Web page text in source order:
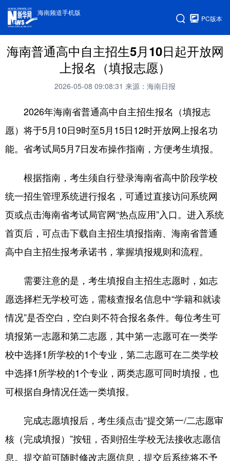
海南频道手机版
PC版本
海南普通高中自主招生5月10日起开放网
上报名（填报志愿）
2026-05-08 09:08:31 来源：海南日报
2026年海南省普通高中自主招生报名（填报志
愿）将于5月10日9时至5月15日12时开放网上报名功
能。省考试局5月7日发布操作指南，方便考生填报。
根据指南，考生须自行登录海南省高中阶段学校
统一招生管理系统进行报名，可通过直接访问系统网
页或点击海南省考试局官网“热点应用”入口。进入系统
首页后，可点击下载自主招生填报指南、海南省普通
高中自主招生报考承诺书，掌握填报规则和流程。
需要注意的是，考生填报自主招生志愿时，如志
愿选择栏无学校可选，需核查报名信息中“学籍和就读
情况”是否空白，空白则不符合报名条件。每位考生可
填报第一志愿和第二志愿，其中第一志愿可在一类学
校中选择1所学校的1个专业，第二志愿可在二类学校
中选择1所学校的1个专业，两类志愿可同时填报，也
可根据自身情况任选一类填报。
完成志愿填报后，考生须点击“提交第一/二志愿审
核（完成填报）”按钮，否则招生学校无法接收志愿信
息。提交前可随时修改志愿信息，提交后系统将不予